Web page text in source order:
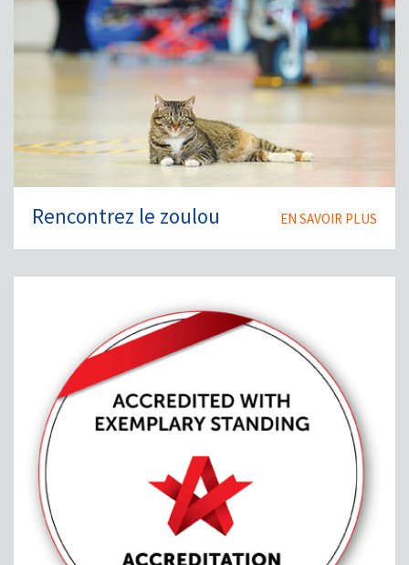
Rencontrez le zoulou EN SAVOIR PLUS